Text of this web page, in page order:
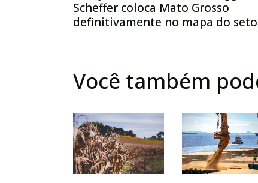
Scheffer coloca Mato Grosso
definitivamente no mapa do
Você também